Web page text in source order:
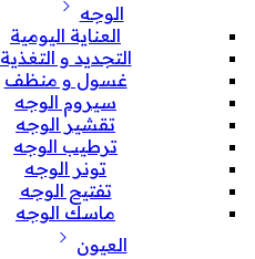
الوجه
العناية اليومية
التجديد و التغذية
غسول و منظف
سيروم الوجه
تقشير الوجه
ترطيب الوجه
تونر الوجه
تفتيح الوجه
ماسك الوجه
العيون